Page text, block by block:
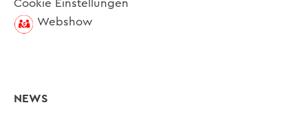
Cookie Einstellungen
Webshow
NEWS